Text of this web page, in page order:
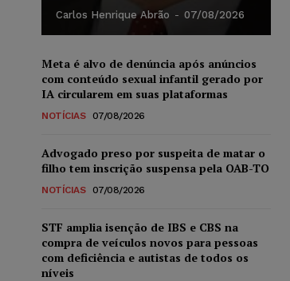
Carlos Henrique Abrão - 07/08/2026
Meta é alvo de denúncia após anúncios
com conteúdo sexual infantil gerado por
IA circularem em suas plataformas
NOTÍCIAS 07/08/2026
Advogado preso por suspeita de matar o
filho tem inscrição suspensa pela OAB-TO
NOTÍCIAS 07/08/2026
STF amplia isenção de IBS e CBS na
compra de veículos novos para pessoas
com deficiência e autistas de todos os
níveis